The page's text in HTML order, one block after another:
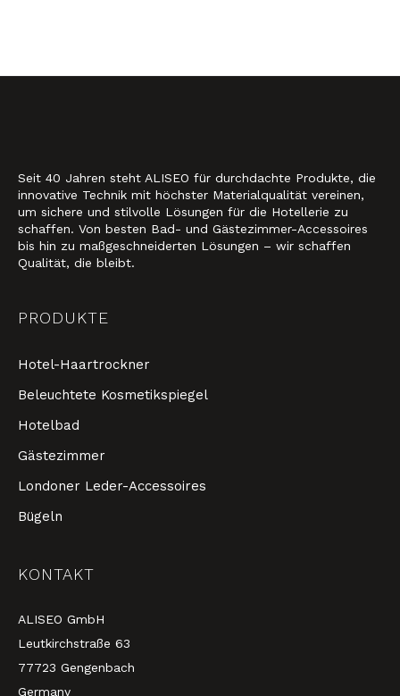
Seit 40 Jahren steht ALISEO für durchdachte Produkte, die
innovative Technik mit höchster Materialqualität vereinen,
um sichere und stilvolle Lösungen für die Hotellerie zu
schaffen. Von besten Bad- und Gästezimmer-Accessoires
bis hin zu maßgeschneiderten Lösungen – wir schaffen
Qualität, die bleibt.
PRODUKTE
Hotel-Haartrockner
Beleuchtete Kosmetikspiegel
Hotelbad
Gästezimmer
Londoner Leder-Accessoires
Bügeln
KONTAKT
ALISEO GmbH
Leutkirchstraße 63
77723 Gengenbach
Germany